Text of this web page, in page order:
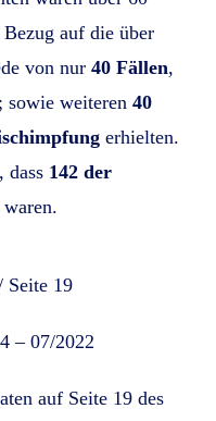
auf die über
von nur 40 Fällen,
sowie weiteren 40
erhielten.
dass 142 der
Seite 19
– 07/2022
auf Seite 19 des